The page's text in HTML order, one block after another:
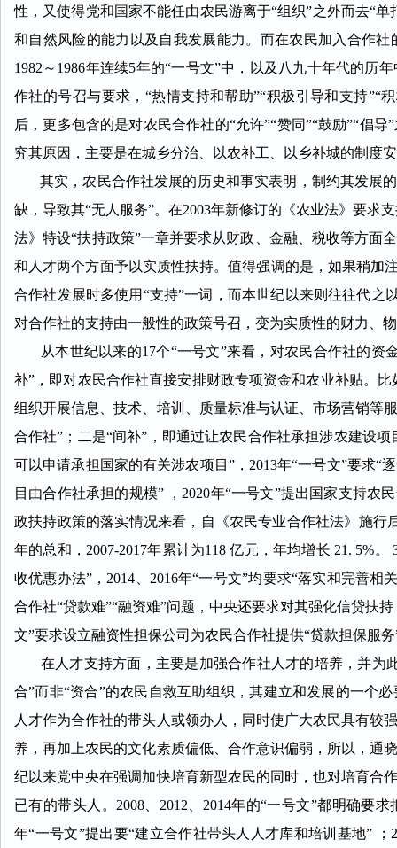
性，又使得党和国家不能任由农民游离于“组织”之外而去“
和自然风险的能力以及自我发展能力。而在农民加入合作
1982～1986年连续5年的“一号文”中，以及八九十年代的历
作社的号召与要求，“热情支持和帮助”“积极引导和支持”“
后，更多包含的是对农民合作社的“允许”“赞同”“鼓励”“倡导
究其原因，主要是在城乡分治、以农补工、以乡补城的制度
其实，农民合作社发展的历史和事实表明，制约其发展的
缺，导致其“无人服务”。在2003年新修订的《农业法》要求
法》特设“扶持政策”一章并要求从财政、金融、税收等方面
和人才两个方面予以实质性扶持。值得强调的是，如果稍加
合作社发展时多使用“支持”一词，而本世纪以来则往往代之
对合作社的支持由一般性的政策号召，变为实质性的财力、
从本世纪以来的17个“一号文”来看，对农民合作社的资
补”，即对农民合作社直接安排财政专项资金和农业补贴。比
组织开展信息、技术、培训、质量标准与认证、市场营销等
合作社”；二是“间补”，即通过让农民合作社承担涉农建设
可以申请承担国家的有关涉农项目”，2013年“一号文”要求“
目由合作社承担的规模” ，2020年“一号文”提出国家支持农
政扶持政策的落实情况来看，自《农民专业合作社法》施行
年的总和，2007-2017年累计为118 亿元，年均增长 21. 5%
收优惠办法”，2014、2016年“一号文”均要求“落实和完善
合作社“贷款难”“融资难”问题，中央还要求对其强化信贷扶
文”要求设立融资性担保公司为农民合作社提供“贷款担保服务
在人才支持方面，主要是加强合作社人才的培养，并为
合”而非“资合”的农民自救互助组织，其建立和发展的一个
人才作为合作社的带头人或领办人，同时使广大农民具有较
养，再加上农民的文化素质偏低、合作意识偏弱，所以，通
纪以来党中央在强调加快培育新型农民的同时，也对培育合
已有的带头人。2008、2012、2014年的“一号文”都明确要
年“一号文”提出要“建立合作社带头人人才库和培训基地” ；